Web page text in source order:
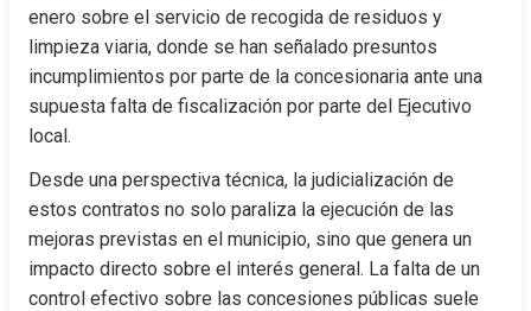
enero sobre el servicio de recogida de residuos y
limpieza viaria, donde se han señalado presuntos
incumplimientos por parte de la concesionaria ante una
supuesta falta de fiscalización por parte del Ejecutivo
local.
Desde una perspectiva técnica, la judicialización de
estos contratos no solo paraliza la ejecución de las
mejoras previstas en el municipio, sino que genera un
impacto directo sobre el interés general. La falta de un
control efectivo sobre las concesiones públicas suele